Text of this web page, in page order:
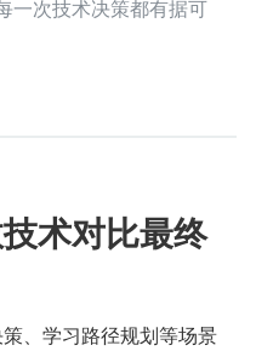
一次技术决策都有据可
术对比最终
、学习路径规划等场景